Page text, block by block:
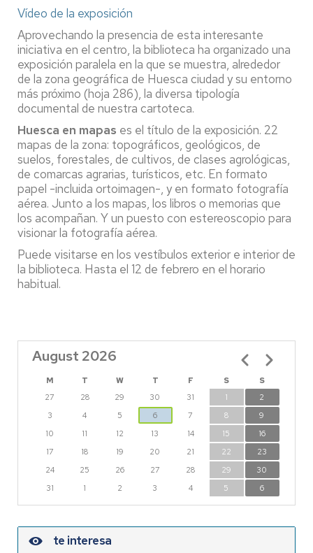
Vídeo de la exposición
Aprovechando la presencia de esta interesante
iniciativa en el centro, la biblioteca ha organizado una
exposición paralela en la que se muestra, alrededor
de la zona geográfica de Huesca ciudad y su entorno
más próximo (hoja 286), la diversa tipología
documental de nuestra cartoteca.
Huesca en mapas es el título de la exposición. 22
mapas de la zona: topográficos, geológicos, de
suelos, forestales, de cultivos, de clases agrológicas,
de comarcas agrarias, turísticos, etc. En formato
papel -incluida ortoimagen-, y en formato fotografía
aérea. Junto a los mapas, los libros o memorias que
los acompañan. Y un puesto con estereoscopio para
visionar la fotografía aérea.
Puede visitarse en los vestíbulos exterior e interior de
la biblioteca. Hasta el 12 de febrero en el horario
habitual.
August 2026
M T W T F S
S
27
28 29 30 31 1
2
3
4 5 6 7 8
9
10
11 12 13 14 15
16
17
18 19 20 21 22
23
24
25 26 27 28 29
30
31
1 2 3 4 5 6
Pagination
te interesa